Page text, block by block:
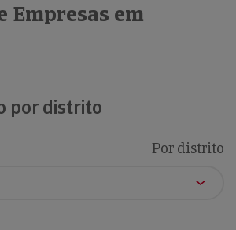
Empresas em
por distrito
Por distrito